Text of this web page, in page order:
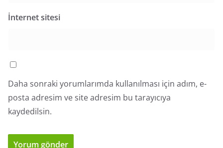
İnternet sitesi
Daha sonraki yorumlarımda kullanılması için adım, e-
posta adresim ve site adresim bu tarayıcıya
kaydedilsin.